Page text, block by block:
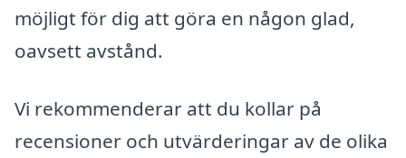
möjligt för dig att göra en någon glad,
oavsett avstånd.
Vi rekommenderar att du kollar på
recensioner och utvärderingar av de olika